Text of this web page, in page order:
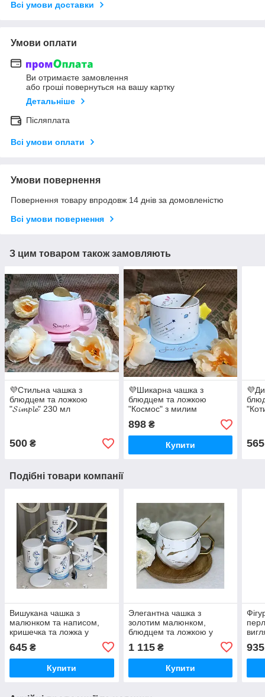
Всі умови доставки
Умови оплати
Ви отримаєте замовлення
або гроші повернуться на вашу картку
Детальніше
Післяплата
Всі умови оплати
Умови повернення
Повернення товару впродовж 14 днів за домовленістю
Всі умови повернення
З цим товаром також замовляють
💜Стильна чашка з
блюдцем та ложкою
"𝓢𝓲𝓶𝓹𝓵𝓮" 230 мл
500 ₴
💜Шикарна чашка з
блюдцем та ложкою
"Космос" з милим
зайчиком 220 мл
898₴
Купити 565
Подібні товари компанії
Вишукана чашка з
малюнком та написом,
кришечка та ложка у
комплекті, різних дизайнів,
Морська тематика, Кит
645 ₴
Купити
Элегантна чашка з
золотим малюнком,
блюдцем та ложкою у
1 115₴
Купити
935